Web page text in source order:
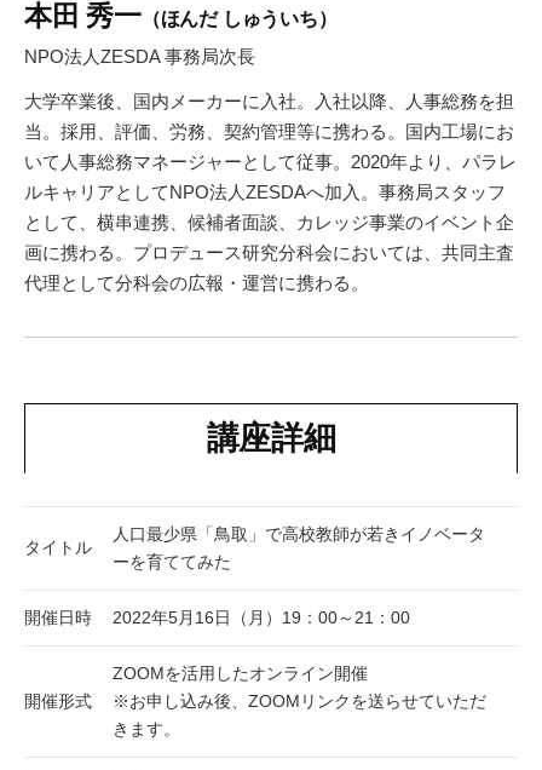
本田 秀一（ほんだ しゅういち）
NPO法人ZESDA 事務局次長
大学卒業後、国内メーカーに入社。入社以降、人事総務を担
当。採用、評価、労務、契約管理等に携わる。国内工場にお
いて人事総務マネージャーとして従事。2020年より、パラレ
ルキャリアとしてNPO法人ZESDAへ加入。事務局スタッフ
として、横串連携、候補者面談、カレッジ事業のイベント企
画に携わる。プロデュース研究分科会においては、共同主査
代理として分科会の広報・運営に携わる。
講座詳細
タイトル
人口最少県「鳥取」で高校教師が若きイノベータ
ーを育ててみた
開催日時 2022年5月16日（月）19：00～21：00
開催形式
ZOOMを活用したオンライン開催
※お申し込み後、ZOOMリンクを送らせていただ
きます。